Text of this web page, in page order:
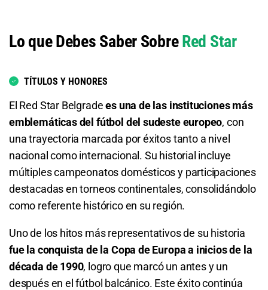
2.08 S/ 20,80 S/ 10,80
Red Star Belgrade o Hapoel Be'er Sheva
1.15 S/ 11,50 S/ 1,50
Hapoel Be'er Sheva o Empate
3.70 S/ 37
Total de Goles - Más de 0.5
1.03 S/ 10,30 S/ 0,30
Lo que Debes Saber SobreRed Star
TÍTULOS Y HONORES
El Red Star Belgradees una de las instituciones más
emblemáticas del fútbol del sudeste europeo, con
una trayectoria marcada por éxitos tanto a nivel
nacional como internacional. Su historial incluye
múltiples campeonatos domésticos y participaciones
destacadas en torneos continentales, consolidándolo
como referente histórico en su región.
Uno de los hitos más representativos de su historia
fue la conquista de la Copa de Europa a inicios de la
década de 1990, logro que marcó un antes y un
después en el fútbol balcánico. Este éxito continúa